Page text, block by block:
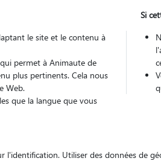
les Marais
le site et le contenu à
permet à Animaute de
plus pertinents. Cela nous
Web.
que la langue que vous
Si
Utiliser des données de